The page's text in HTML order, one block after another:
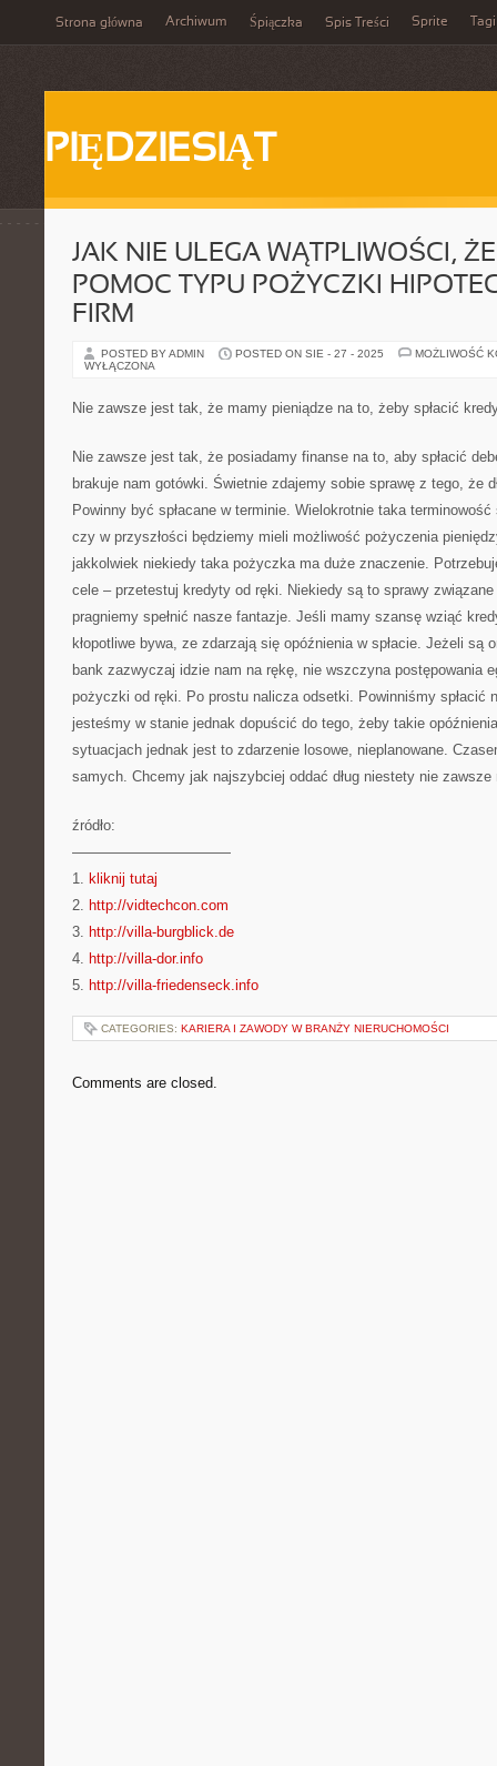
Strona główna Archiwum Śpiączka Spis Treści Sprite Tagi
PIĘDZIESIĄT
JAK NIE ULEGA WĄTPLIWOŚCI,
POMOC TYPU POŻYCZKI
FIRM
POSTED BY ADMIN POSTED ON SIE - 27 - 2025
MOŻLIWOŚĆ
WYŁĄCZONA
Nie zawsze jest tak, że mamy pieniądze na to, żeby spłacić
Nie zawsze jest tak, że posiadamy finanse na to, aby spłacić
brakuje nam gotówki. Świetnie zdajemy sobie sprawę z tego, że
Powinny być spłacane w terminie. Wielokrotnie taka
czy w przyszłości będziemy mieli możliwość pożyczenia
jakkolwiek niekiedy taka pożyczka ma duże znaczenie.
cele – przetestuj kredyty od ręki. Niekiedy są to sprawy
pragniemy spełnić nasze fantazje. Jeśli mamy szansę wziąć
kłopotliwe bywa, ze zdarzają się opóźnienia w spłacie. Jeżeli są
bank zazwyczaj idzie nam na rękę, nie wszczyna postępowania
pożyczki od ręki. Po prostu nalicza odsetki. Powinniśmy spłacić
jesteśmy w stanie jednak dopuścić do tego, żeby takie
sytuacjach jednak jest to zdarzenie losowe, nieplanowane.
samych. Chcemy jak najszybciej oddać dług niestety nie
źródło:
———————————
1. kliknij tutaj
2. http://vidtechcon.com
3. http://villa-burgblick.de
4. http://villa-dor.info
5. http://villa-friedenseck.info
CATEGORIES: KARIERA I ZAWODY W BRANŻY NIERUCHOMOŚCI
Comments are closed.